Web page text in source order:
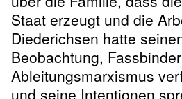
Staat erzeugt und die
Diederichsen hatte
Beobachtung,
Ableitungsmarxismus
und seine Intentionen